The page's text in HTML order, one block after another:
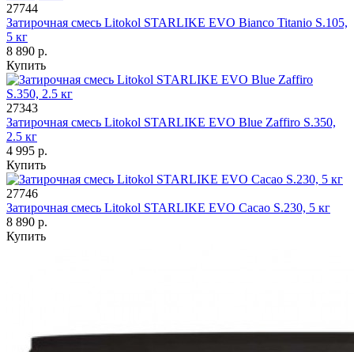
27744
Затирочная смесь Litokol STARLIKE EVO Bianco Titanio S.105,
5 кг
8 890 р.
Купить
27343
Затирочная смесь Litokol STARLIKE EVO Blue Zaffiro S.350,
2.5 кг
4 995 р.
Купить
27746
Затирочная смесь Litokol STARLIKE EVO Cacao S.230, 5 кг
8 890 р.
Купить